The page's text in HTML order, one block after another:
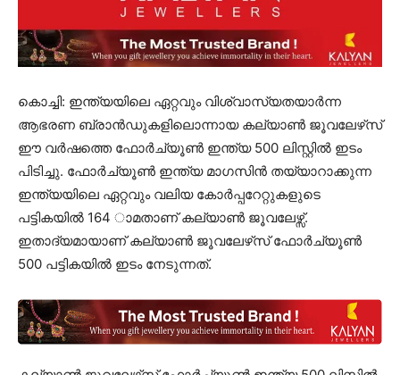
കൊച്ചി: ഇന്ത്യയിലെ ഏറ്റവും വിശ്വാസ്യതയാര്‍ന്ന
ആഭരണ ബ്രാന്‍ഡുകളിലൊന്നായ കല്യാണ്‍ ജൂവലേഴ്‌സ്
ഈ വർഷത്തെ ഫോർച്യൂണ്‍ ഇന്ത്യ 500 ലിസ്റ്റില്‍ ഇടം
പിടിച്ചു. ഫോർച്യൂണ്‍ ഇന്ത്യ മാഗസിന്‍ തയ്യാറാക്കുന്ന
ഇന്ത്യയിലെ ഏറ്റവും വലിയ കോർപ്പറേറ്റുകളുടെ
പട്ടികയില്‍ 164 ാമതാണ് കല്യാണ്‍ ജൂവലേഴ്സ്.
ഇതാദ്യമായാണ് കല്യാണ്‍ ജൂവലേഴ്‌സ് ഫോർച്യൂണ്‍
500 പട്ടികയില്‍ ഇടം നേടുന്നത്.